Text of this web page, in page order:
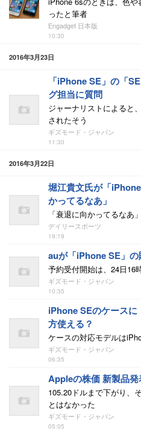
ったと筆者
Engadget 日本版
10:30
2016年3月23日
「iPhone SE」の「
グ担当に質問
ジャーナリストによると
されたそう
ギズモード・ジャパン
11:30
2016年3月22日
堀江貴文氏が「
かってるなあ」
「衰退に向かってるなあ
デイリースポーツ
19:19
auが「iPhone SE」
予約受付開始は、24日16
ギズモード・ジャパン
10:35
iPhone SEのケース
方使える？
ケースの対応モデルは
ギズモード・ジャパン
06:35
Appleの株価 新製品
105.20ドルまで下がり、
とはなかった
ギズモード・ジャパン
05:05